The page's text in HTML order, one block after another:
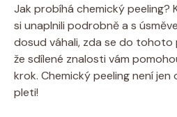
Jak probíhá chemický peeling?
si unaplnili podrobně a s
dosud váhali, zda se do
že sdílené znalosti vám
krok. Chemický peeling není jen
pleti!